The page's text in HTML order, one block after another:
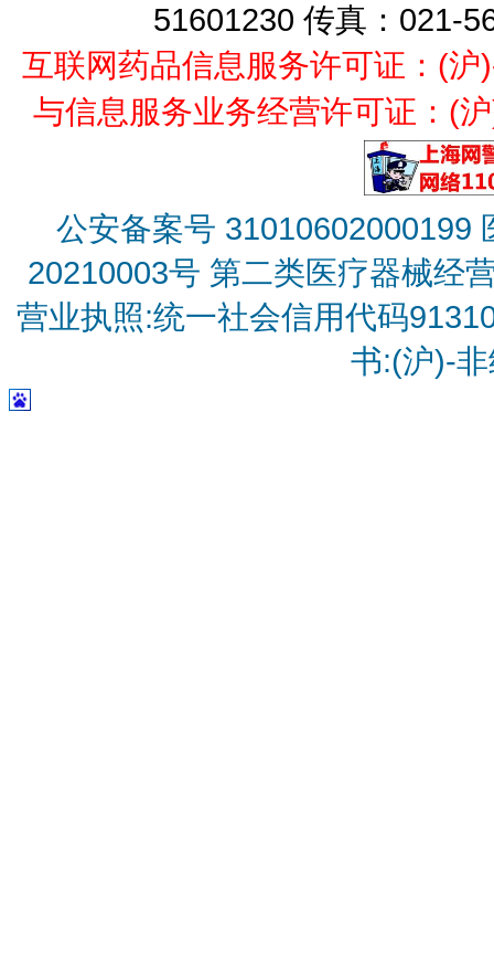
51601230 传真：021-
互联网药品信息服务许可证：(
与信息服务业务经营许可证：(
公安备案号 31010602000199
20210003号 第二类医疗器械经
营业执照:统一社会信用代码
书:(沪)-